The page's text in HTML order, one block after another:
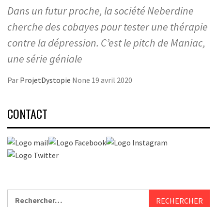
Dans un futur proche, la société Neberdine
cherche des cobayes pour tester une thérapie
contre la dépression. C’est le pitch de Maniac,
une série géniale
Par ProjetDystopie None 19 avril 2020
CONTACT